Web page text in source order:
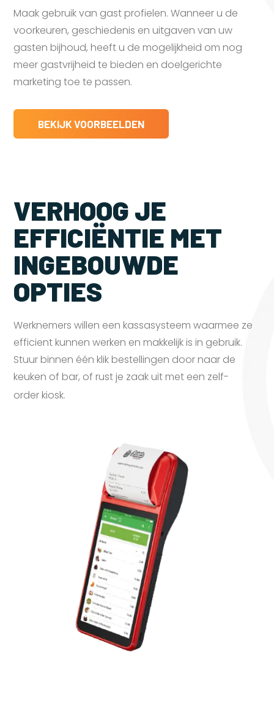
Maak gebruik van gast profielen. Wanneer u de
voorkeuren, geschiedenis en uitgaven van uw
gasten bijhoud, heeft u de mogelijkheid om nog
meer gastvrijheid te bieden en doelgerichte
marketing toe te passen.
BEKIJK VOORBEELDEN
VERHOOG JE
EFFICIËNTIE MET
INGEBOUWDE
OPTIES
Werknemers willen een kassasysteem waarmee ze
efficient kunnen werken en makkelijk is in gebruik.
Stuur binnen één klik bestellingen door naar de
keuken of bar, of rust je zaak uit met een zelf-
order kiosk.